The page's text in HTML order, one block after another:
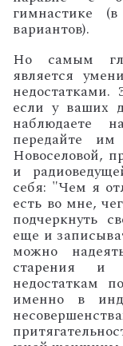
гимнастике
вариантов).
Но самым
является
если у ваших
наблюдаете
передайте
Новоселовой,
и
себя: "Чем я
есть во мне,
подчеркнуть
еще и
можно
старения и
недостаткам
именно в